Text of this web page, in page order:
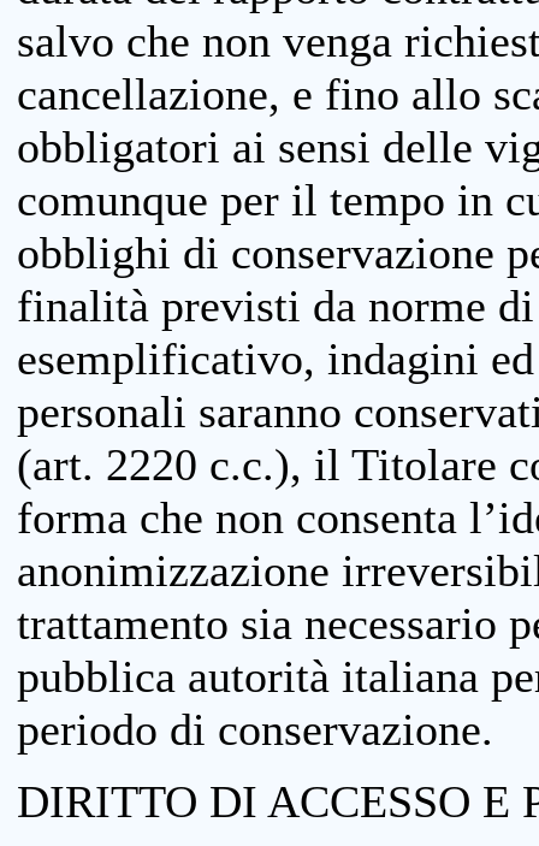
salvo che non venga
cancellazione, e fino allo
obbligatori ai sensi delle
comunque per il tempo in
obblighi di conservazione
finalità previsti da norme
esemplificativo, indagini
personali saranno
(art. 2220 c.c.), il Titolare
forma che non consenta
anonimizzazione
trattamento sia necessario
pubblica autorità italiana
periodo di conservazione.
DIRITTO DI ACCESSO